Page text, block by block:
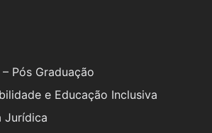
Pós Graduação
e Educação Inclusiva
Jurídica